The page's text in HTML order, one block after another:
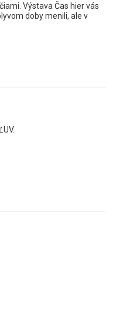
Výstava Čas hier vás
doby menili, ale v